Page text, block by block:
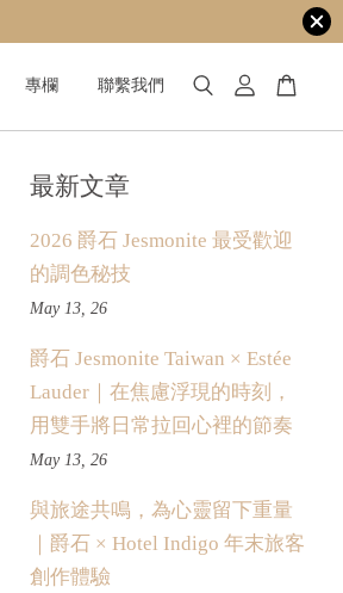
專欄 聯繫我們
最新文章
2026 爵石 Jesmonite 最受歡迎
的調色秘技
May 13, 26
爵石 Jesmonite Taiwan × Estée
Lauder｜在焦慮浮現的時刻，
用雙手將日常拉回心裡的節奏
May 13, 26
與旅途共鳴，為心靈留下重量
｜爵石 × Hotel Indigo 年末旅客
創作體驗